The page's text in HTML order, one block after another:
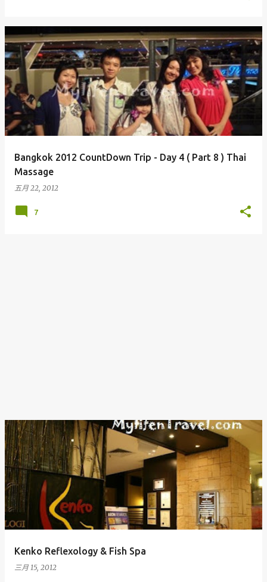
Bangkok 2012 CountDown Trip - Day 4 ( Part 8 ) Thai
Massage
五月 22, 2012
7
Kenko Reflexology & Fish Spa
三月 15, 2012